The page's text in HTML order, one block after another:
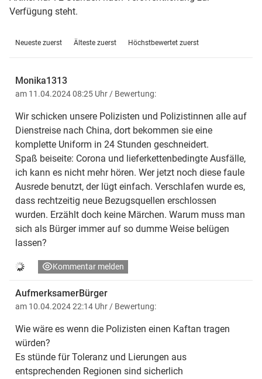
Verfügung steht.
Neueste zuerst Älteste zuerst Höchstbewertet zuerst
Monika1313
am 11.04.2024 08:25 Uhr/ Bewertung:
Wir schicken unsere Polizisten und Polizistinnen alle auf
Dienstreise nach China, dort bekommen sie eine
komplette Uniform in 24 Stunden geschneidert.
Spaß beiseite: Corona und lieferkettenbedingte Ausfälle,
ich kann es nicht mehr hören. Wer jetzt noch diese faule
Ausrede benutzt, der lügt einfach. Verschlafen wurde es,
dass rechtzeitig neue Bezugsquellen erschlossen
wurden. Erzählt doch keine Märchen. Warum muss man
sich als Bürger immer auf so dumme Weise belügen
lassen?
Kommentar melden
AufmerksamerBürger
am 10.04.2024 22:14 Uhr/ Bewertung:
Wie wäre es wenn die Polizisten einen Kaftan tragen
würden?
Es stünde für Toleranz und Lierungen aus
entsprechenden Regionen sind sicherlich